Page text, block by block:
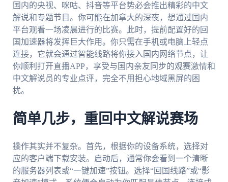
国内的央视、咪咕、抖音等平台势必会推出精彩的中文
解说和专题节目。你可能在加拿大的深夜，想通过国内
平台观看一场凌晨进行的比赛。此时，提前配置好的回
国加速器将发挥巨大作用。你只需在手机或电脑上轻点
连接，它就会通过智能线路将你接入国内网络节点，让
你顺利打开直播APP，享受与国内亲友同步的观赛激情和
中文解说员的专业点评，完全不用担心地域黑屏的困
扰。
简单几步，重回中文解说赛场
操作其实并不复杂。首先，根据你的设备系统，选择对
应的客户端下载安装。启动后，通常你会看到一个清晰
的服务器列表或“一键加速”按钮。选择“回国线路”或“影